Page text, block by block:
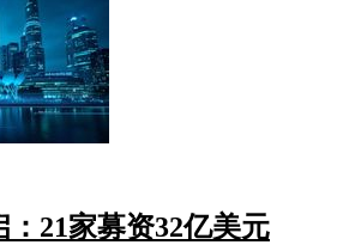
21家募资32亿美元